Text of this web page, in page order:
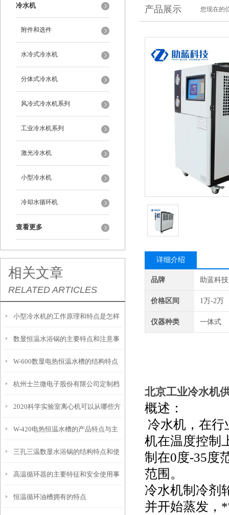
冷水机
附件和选件
水冷式冷水机
分体式冷水机
风冷式冷水机系列
工业冷水机系列
激光冷水机
小型冷水机
冷却水循环机
查看更多
相关文章
RELATED ARTICLES
小型冷水机的工作原理和特点是怎样
的？
数显恒温水浴锅的主要特点和注意事
项
W-600数显电热恒温水槽的结构特点
与注意事项
杭州士兰微电子股份有限公司定制档
案-恒温槽80L
2020科学实验室离心机可以从哪些方
面进行分类
W-420电热恒温水槽的产品特点与主
要特征概述
三孔三温数显水浴锅的结构特点和使
用步骤
高温循环器的主要特征和安全使用事
项
恒温循环油槽拥有的特点
产品展示 您现在的
详细介绍
品牌 助蓝科技
价格区间 1万-2万
仪器种类 一体式
北京工业冷水机
概述：
冷水机，在行
机在温度控制
制在0度-35度
范围。
冷水机制冷剂
并开始蒸发，